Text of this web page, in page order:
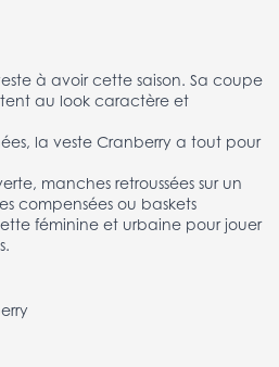
à avoir cette saison. Sa coupe
au look caractère et
la veste Cranberry a tout pour
manches retroussées sur un
compensées ou baskets
féminine et urbaine pour jouer